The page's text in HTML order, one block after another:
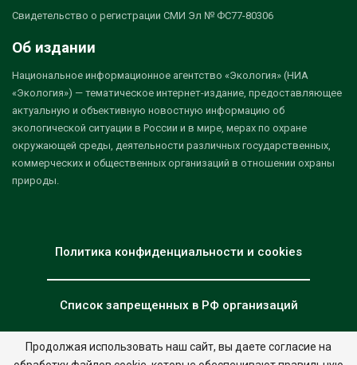
Свидетельство о регистрации СМИ Эл № ФС77-80306
Об издании
Национальное информационное агентство «Экология» (НИА
«Экология») — тематическое интернет-издание, предоставляющее
актуальную и объективную новостную информацию об
экологической ситуации в России и в мире, мерах по охране
окружающей среды, деятельности различных государственных,
коммерческих и общественных организаций в отношении охраны
природы.
Политика конфиденциальности и cookies
Список запрещенных в РФ организаций
Продолжая использовать наш сайт, вы даете согласие на